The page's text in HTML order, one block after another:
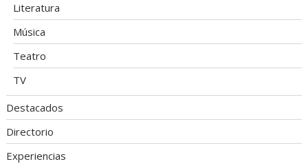
Literatura
Música
Teatro
TV
Destacados
Directorio
Experiencias